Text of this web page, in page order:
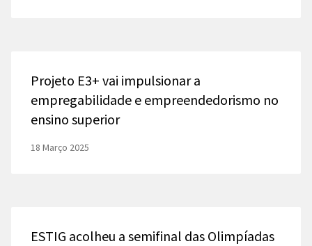
Projeto E3+ vai impulsionar a
empregabilidade e empreendedorismo no
ensino superior
18 Março 2025
ESTIG acolheu a semifinal das Olimpíadas